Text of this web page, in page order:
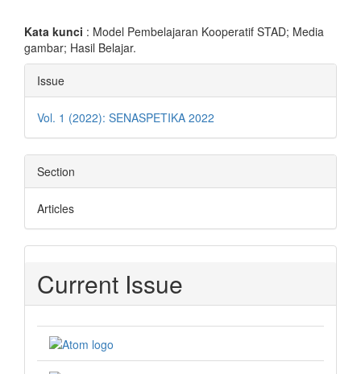
Kata kunci : Model Pembelajaran Kooperatif STAD; Media
gambar; Hasil Belajar.
Article
Details
Issue
Vol. 1 (2022): SENASPETIKA 2022
Section
Articles
Current Issue